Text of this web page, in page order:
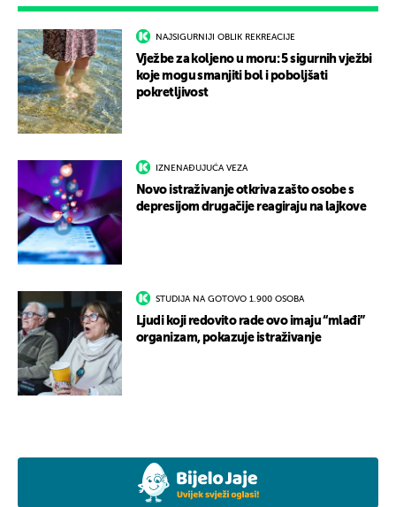
NAJSIGURNIJI OBLIK REKREACIJE
Vježbe za koljeno u moru: 5 sigurnih vježbi
koje mogu smanjiti bol i poboljšati
pokretljivost
IZNENAĐUJUĆA VEZA
Novo istraživanje otkriva zašto osobe s
depresijom drugačije reagiraju na lajkove
STUDIJA NA GOTOVO 1.900 OSOBA
Ljudi koji redovito rade ovo imaju “mlađi”
organizam, pokazuje istraživanje